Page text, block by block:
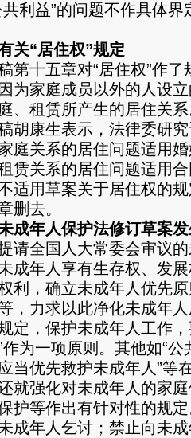
共利益”的问题不作具体
“居住权”规定
十五章对“居住权”作了
为家庭成员以外的人设
、租赁所产生的居住关
康生表示，法律委研究
庭关系的居住问题适用
赁关系的居住问题适用
适用草案关于居住权的
删去。
年人保护法修订草案发
全国人大常委会审议的
成年人享有生存权、发
利，确立未成年人优先
，力求以此净化未成年
，保护未成年人工作，
作为一项原则。其他如“
当优先救护未成年人”等
强化对未成年人的家庭
护等作出有针对性的规
成年人乞讨；禁止向未